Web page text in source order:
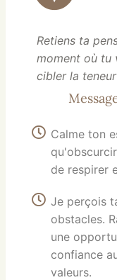
Retiens ta
moment où tu
cibler la
Calme ton
de respirer
Je perçois
obstacles.
une
confiance
valeurs.